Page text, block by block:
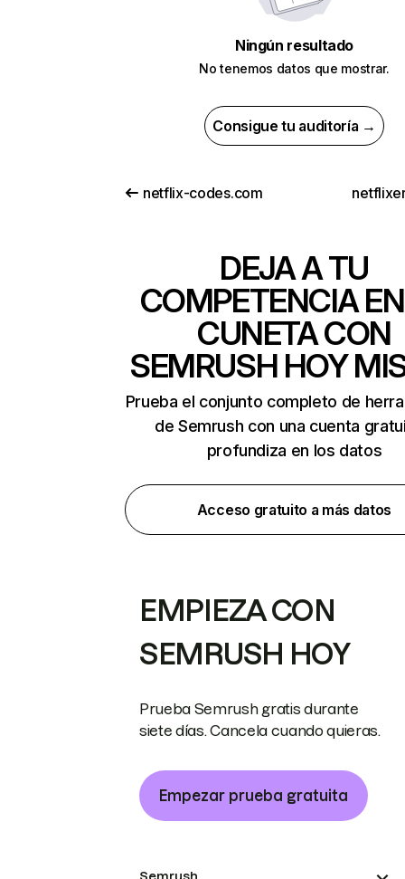
Ningún resultado
No tenemos datos que mostrar.
Consigue tu auditoría →
netflix-codes.com
DEJA A TU
COMPETENCIA
CUNETA CON
SEMRUSH HOY
Prueba el conjunto completo de
de Semrush con una cuenta
profundiza en los datos
Acceso gratuito a más datos
EMPIEZA CON
SEMRUSH HOY
Prueba Semrush gratis durante
siete días. Cancela cuando quieras.
Empezar prueba gratuita